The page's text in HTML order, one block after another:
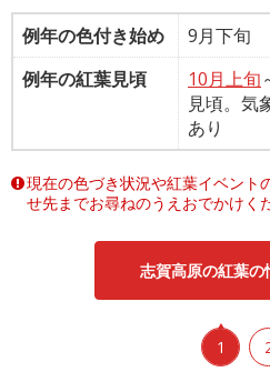
例年の色付き始め
9月下旬
例年の紅葉見頃
10月上旬
見頃。気
あり
現在の色づき状況や紅葉イベント
せ先までお尋ねのうえおでかけく
志賀高原の紅葉の
1